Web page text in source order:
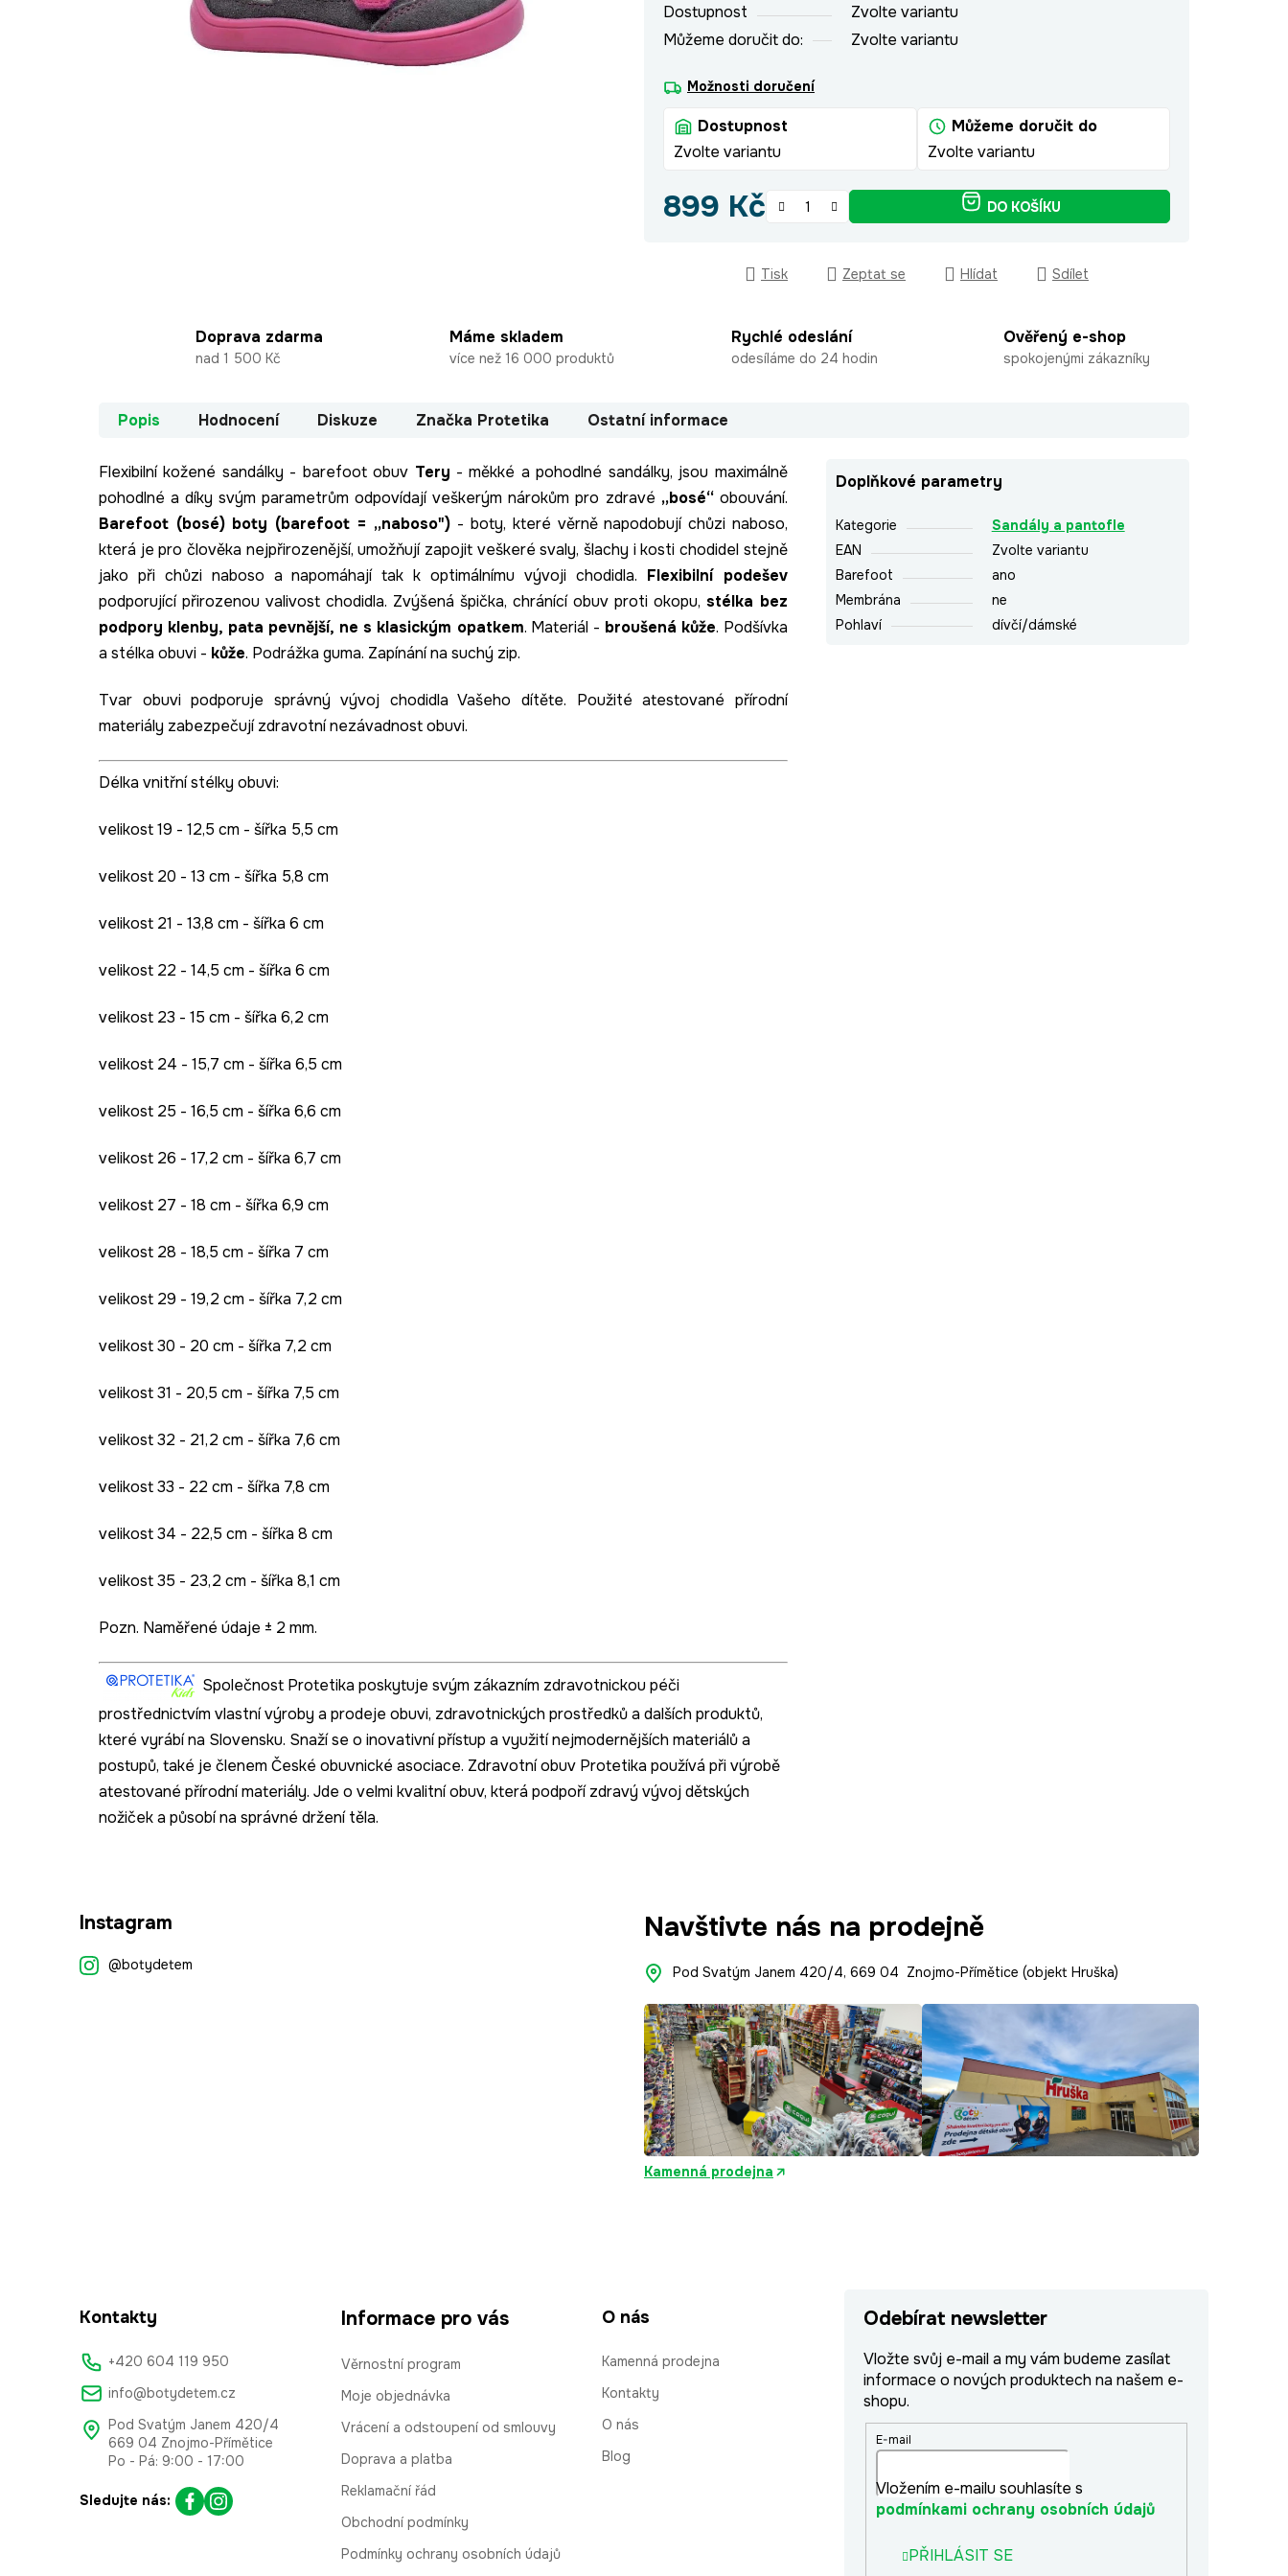
Dostupnost
Zvolte variantu
Můžeme doručit do:
Zvolte variantu
Možnosti doručení
Dostupnost
Zvolte variantu
Můžeme doručit do
Zvolte variantu
899 Kč DO KOŠÍKU
Tisk Zeptat se Hlídat Sdílet
Doprava zdarma
nad 1 500 Kč
Máme skladem
více než 16 000 produktů
Rychlé odeslání
odesíláme do 24 hodin
Ověřený e-shop
spokojenými zákazníky
Popis Hodnocení Diskuze Značka Protetika Ostatní informace
Flexibilní kožené sandálky - barefoot obuv Tery - měkké a pohodlné sandálky, jsou maximálně
pohodlné a díky svým parametrům odpovídají veškerým nárokům pro zdravé „bosé“obouvání.
Barefoot (bosé) boty (barefoot = „naboso") - boty, které věrně napodobují chůzi naboso,
která je pro člověka nejpřirozenější, umožňují zapojit veškeré svaly, šlachy i kosti chodidel stejně
jako při chůzi naboso a napomáhají tak k optimálnímu vývoji chodidla. Flexibilní podešev
podporující přirozenou valivost chodidla. Zvýšená špička, chránící obuv proti okopu, stélka bez
podpory klenby, pata pevnější, ne s klasickým opatkem. Materiál - broušená kůže. Podšívka
a stélka obuvi - kůže. Podrážka guma. Zapínání na suchý zip.
Tvar obuvi podporuje správný vývoj chodidla Vašeho dítěte. Použité atestované přírodní
materiály zabezpečují zdravotní nezávadnost obuvi.
Délka vnitřní stélky obuvi:
velikost 19 - 12,5 cm - šířka 5,5 cm
velikost 20 - 13 cm - šířka 5,8 cm
velikost 21 - 13,8 cm - šířka 6 cm
velikost 22 - 14,5 cm - šířka 6 cm
velikost 23 - 15 cm - šířka 6,2 cm
velikost 24 - 15,7 cm - šířka 6,5 cm
velikost 25 - 16,5 cm - šířka 6,6 cm
velikost 26 - 17,2 cm - šířka 6,7 cm
velikost 27 - 18 cm - šířka 6,9 cm
velikost 28 - 18,5 cm - šířka 7 cm
velikost 29 - 19,2 cm - šířka 7,2 cm
velikost 30 - 20 cm - šířka 7,2 cm
velikost 31 - 20,5 cm - šířka 7,5 cm
velikost 32 - 21,2 cm - šířka 7,6 cm
velikost 33 - 22 cm - šířka 7,8 cm
velikost 34 - 22,5 cm - šířka 8 cm
velikost 35 - 23,2 cm - šířka 8,1 cm
Pozn. Naměřené údaje ± 2 mm.
Společnost Protetika poskytuje svým zákazním zdravotnickou péči
prostřednictvím vlastní výroby a prodeje obuvi, zdravotnických prostředků a dalších produktů,
které vyrábí na Slovensku. Snaží se o inovativní přístup a využití nejmodernějších materiálů a
postupů, také je členem České obuvnické asociace. Zdravotní obuv Protetika používá při výrobě
atestované přírodní materiály. Jde o velmi kvalitní obuv, která podpoří zdravý vývoj dětských
nožiček a působí na správné držení těla.
Doplňkové parametry
Kategorie
Sandály a pantofle
EAN
Zvolte variantu
Barefoot
ano
Membrána
ne
Pohlaví
dívčí/dámské
Instagram
@botydetem
Navštivte nás na prodejně
Pod Svatým Janem 420/4, 669 04 Znojmo-Přímětice (objekt Hruška)
Kamenná prodejna
Kontakty
+420 604 119 950
info@botydetem.cz
Pod Svatým Janem 420/4
669 04 Znojmo-Přímětice
Po - Pá: 9:00 - 17:00
Sledujte nás:
Informace pro vás
Věrnostní program
Moje objednávka
Vrácení a odstoupení od smlouvy
Doprava a platba
Reklamační řád
Obchodní podmínky
Podmínky ochrany osobních údajů
O nás
Kamenná prodejna
Kontakty
O nás
Blog
Odebírat newsletter
Vložte svůj e-mail a my vám budeme zasílat
informace o nových produktech na našem e-
shopu.
E-mail
Vložením e-mailu souhlasíte s
podmínkami ochrany osobních údajů
PŘIHLÁSIT SE